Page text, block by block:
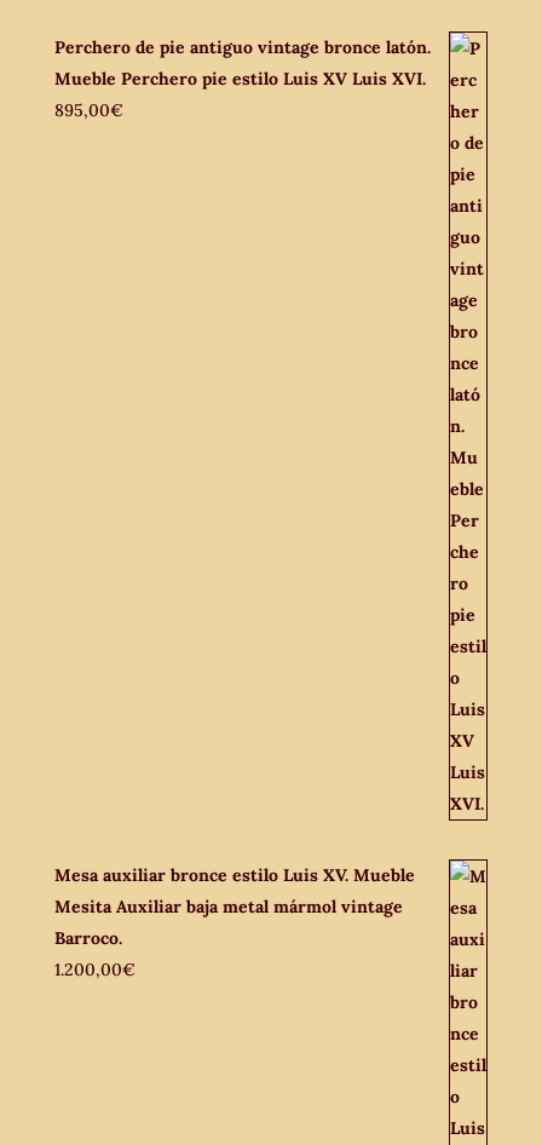
Perchero de pie antiguo vintage bronce latón.
Mueble Perchero pie estilo Luis XV Luis XVI.
895,00€
Mesa auxiliar bronce estilo Luis XV. Mueble
Mesita Auxiliar baja metal mármol vintage
Barroco.
1.200,00€